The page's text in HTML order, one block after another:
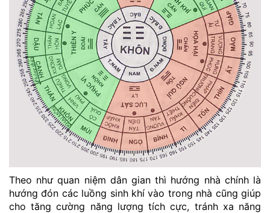
Theo như quan niệm dân gian thì hướng nhà chính là
hướng đón các luồng sinh khí vào trong nhà cũng giúp
cho tăng cường năng lượng tích cực, tránh xa năng